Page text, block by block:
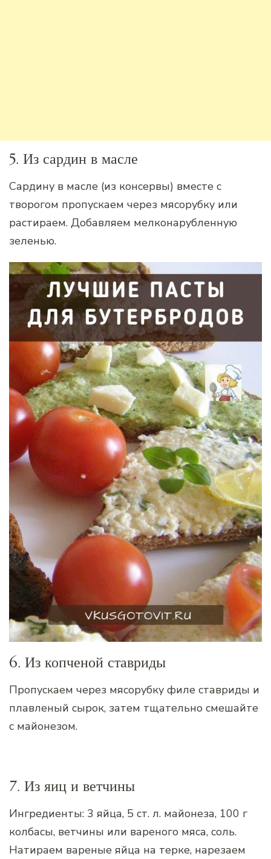
5. Из сардин в масле
Сардину в масле (из консервы) вместе с
творогом пропускаем через мясорубку или
растираем. Добавляем мелконарубленную
зеленью.
6. Из копченой ставриды
Пропускаем через мясорубку филе ставриды и
плавленый сырок, затем тщательно смешайте
с майонезом.
7. Из яиц и ветчины
Ингредиенты: 3 яйца, 5 ст. л. майонеза, 100 г
колбасы, ветчины или вареного мяса, соль.
Натираем вареные яйца на терке, нарезаем